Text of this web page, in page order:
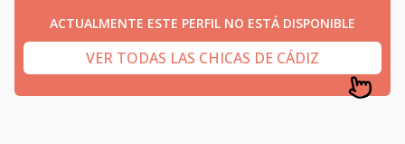
ACTUALMENTE ESTE PERFIL NO ESTÁ DISPONIBLE
VER TODAS LAS CHICAS DE CÁDIZ